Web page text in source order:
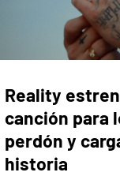
Reality
canción para
perdón y
historia